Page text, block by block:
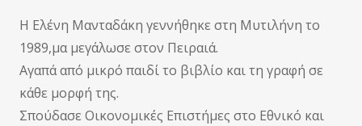
Η Ελένη Μανταδάκη γεννήθηκε στη Μυτιλήνη το
1989,μα μεγάλωσε στον Πειραιά.
Αγαπά από μικρό παιδί το βιβλίο και τη γραφή σε
κάθε μορφή της.
Σπούδασε Οικονομικές Επιστήμες στο Εθνικό και